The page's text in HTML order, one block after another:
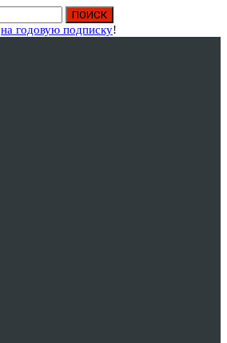
на годовую подписку!